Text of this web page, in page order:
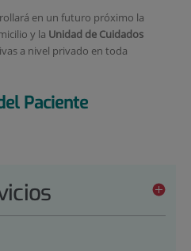
en un futuro próximo la
y la Unidad de Cuidados
a nivel privado en toda
Paciente